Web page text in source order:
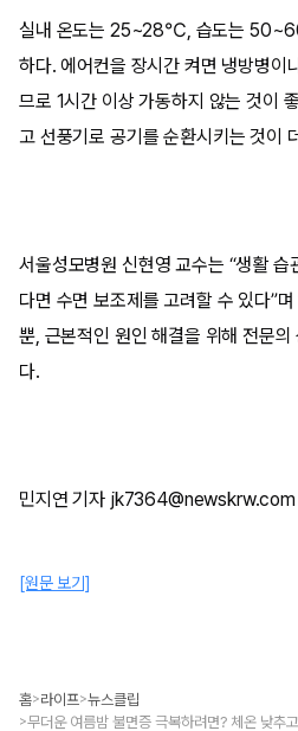
실내 온도는 25~28℃, 습도는
하다. 에어컨을 장시간 켜면 냉방병이
므로 1시간 이상 가동하지 않는 것이
고 선풍기로 공기를 순환시키는 것이
서울성모병원 신현영 교수는 “생활
다면 수면 보조제를 고려할 수 있다”
뿐, 근본적인 원인 해결을 위해 전문의
다.
민지연 기자 jk7364@newskrw.com
[원문 보기]
홈>라이프>뉴스클립
>